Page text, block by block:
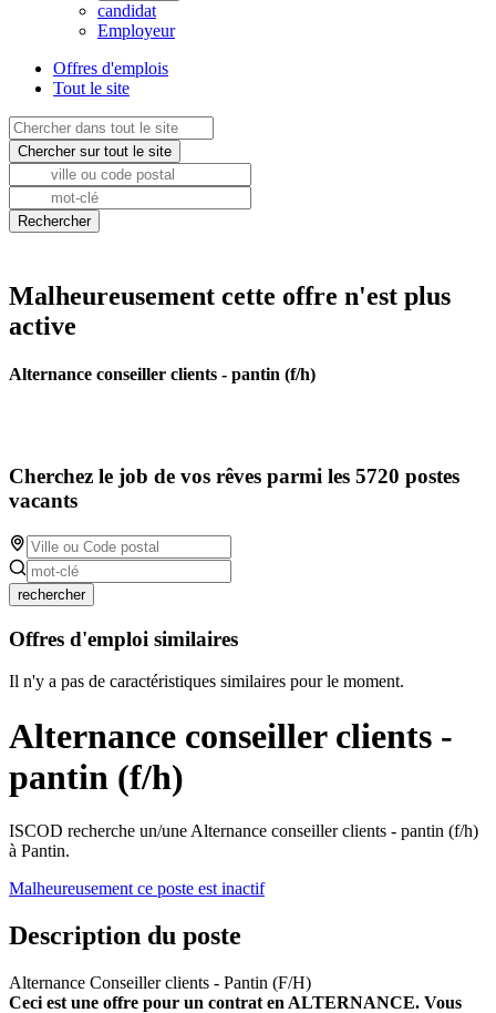
candidat
Employeur
Offres d'emplois
Tout le site
Malheureusement cette offre n'est plus
active
Alternance conseiller clients - pantin (f/h)
Cherchez le job de vos rêves parmi les 5720 postes
vacants
rechercher
Offres d'emploi similaires
Il n'y a pas de caractéristiques similaires pour le moment.
Alternance conseiller clients -
pantin (f/h)
ISCOD recherche un/une Alternance conseiller clients - pantin (f/h)
à Pantin.
Malheureusement ce poste est inactif
Description du poste
Alternance Conseiller clients - Pantin (F/H)
Ceci est une offre pour un contrat en ALTERNANCE. Vous